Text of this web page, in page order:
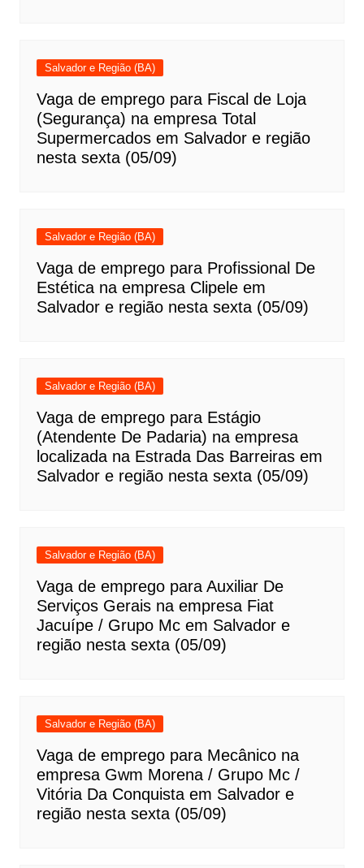
Salvador e Região (BA)
Vaga de emprego para Fiscal de Loja
(Segurança) na empresa Total
Supermercados em Salvador e região
nesta sexta (05/09)
Salvador e Região (BA)
Vaga de emprego para Profissional De
Estética na empresa Clipele em
Salvador e região nesta sexta (05/09)
Salvador e Região (BA)
Vaga de emprego para Estágio
(Atendente De Padaria) na empresa
localizada na Estrada Das Barreiras em
Salvador e região nesta sexta (05/09)
Salvador e Região (BA)
Vaga de emprego para Auxiliar De
Serviços Gerais na empresa Fiat
Jacuípe / Grupo Mc em Salvador e
região nesta sexta (05/09)
Salvador e Região (BA)
Vaga de emprego para Mecânico na
empresa Gwm Morena / Grupo Mc /
Vitória Da Conquista em Salvador e
região nesta sexta (05/09)